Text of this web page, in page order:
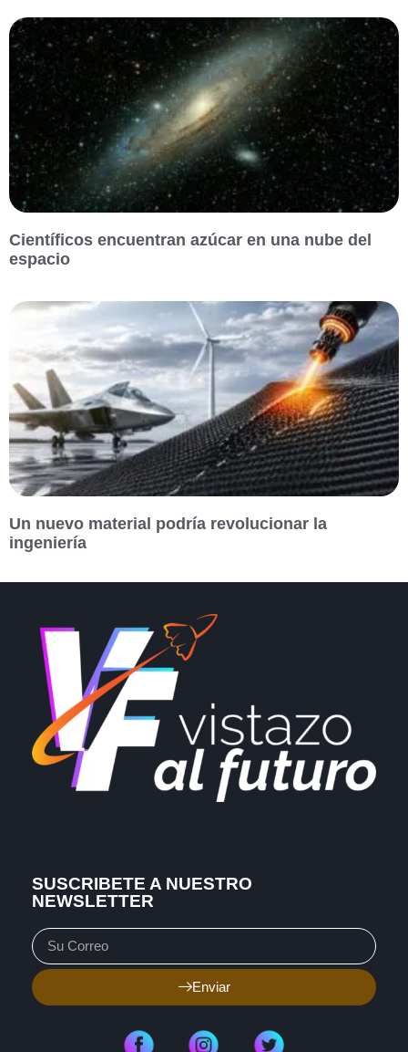
Científicos encuentran azúcar en una nube del
espacio
Un nuevo material podría revolucionar la
ingeniería
SUSCRIBETE A NUESTRO
NEWSLETTER
Enviar